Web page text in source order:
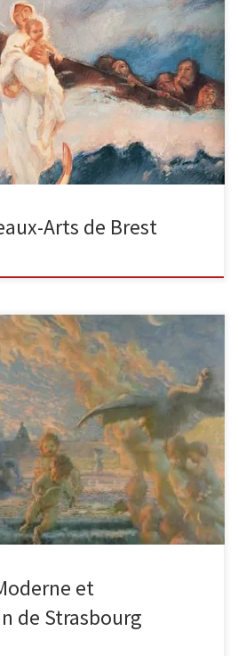
sur toile (75 x 80 cm) Une
Notre-Dame des Naufragés apporte son
Arts de Brest
des oeuvres de Gaston La
parmi les musées nationaux. Elles
et
de Strasbourg